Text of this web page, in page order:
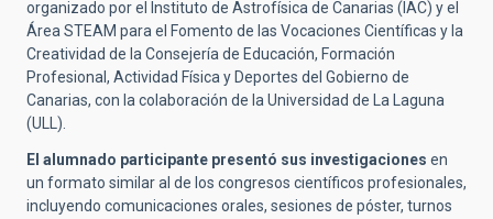
organizado por el Instituto de Astrofísica de Canarias (IAC) y el
Área STEAM para el Fomento de las Vocaciones Científicas y la
Creatividad de la Consejería de Educación, Formación
Profesional, Actividad Física y Deportes del Gobierno de
Canarias, con la colaboración de la Universidad de La Laguna
(ULL).
El alumnado participante presentó sus investigaciones en
un formato similar al de los congresos científicos profesionales,
incluyendo comunicaciones orales, sesiones de póster, turnos